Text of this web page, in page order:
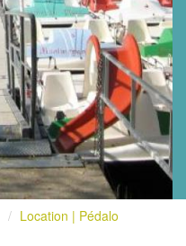
Location | Pédalo